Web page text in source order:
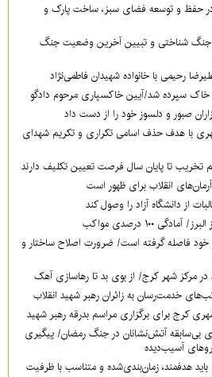
در حفظ و توسعه فضای سبز، ساخت پارک و
جنگ شناختی و تبیین آخرین وضعیت جنگ
سپرده شد/آیین خاکسپاری مرحوم دادگو
صبور و دلسوز خود را از دست داد
با هدف حذف اسامی تکراری و تکریم شهدای
تخریب تا پایان سال فرصت تعیین تکلیف دارند
انقلاب برای ظهور است
از دانشگاه آزاد را وصول کند
خود فاصله گرفته است/ ضرورت اصلاح ساختار و
در مرکز شهر کرج/ از بوی بد تا رهاسازی آهک
خدمت‌رسان به زائران رهبر شهید انقلاب
کرج برای برگزاری مراسم بدرقه رهبر شهید
بی‌سابقه آتش‌نشانان در جنگ رمضان/ پیگیری
آسیب‌دیده
هدفمند، زمان‌بندی‌شده و متناسب با ظرفیت